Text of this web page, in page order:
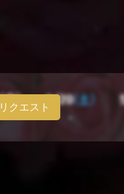
クエスト